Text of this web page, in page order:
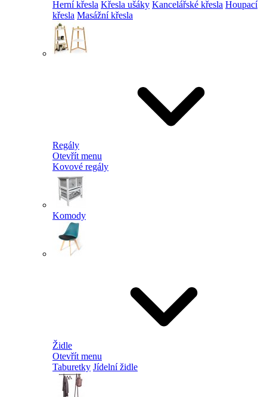
Herní křesla Křesla ušáky Kancelářské křesla Houpací
křesla Masážní křesla
Regály
Otevřít menu
Kovové regály
Komody
Židle
Otevřít menu
Taburetky Jídelní židle